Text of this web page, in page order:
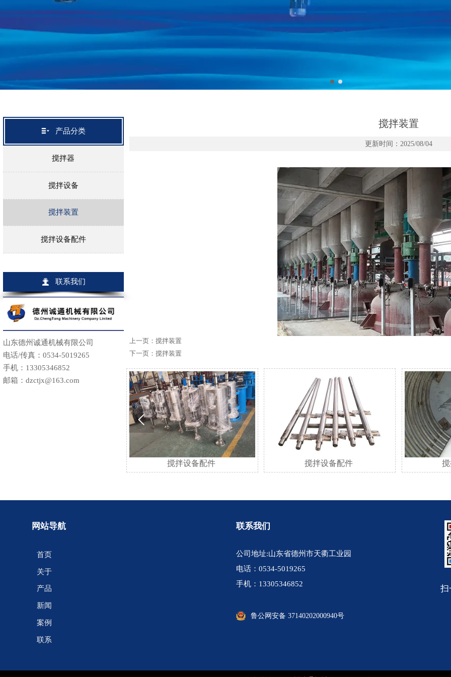
 产品分类
搅拌器
搅拌设备
搅拌装置
搅拌设备配件
 联系我们
山东德州诚通机械有限公司
电话/传真：0534-5019265
手机：13305346852
邮箱：dzctjx@163.com
搅拌装置
更新时间：2025/08/04
上一页： 搅拌装置
下一页： 搅拌装置
搅拌设备配件 搅拌设备配件

网站导航
首页
关于
产品
新闻
案例
联系
联系我们
公司地址:山东省德州市天衢工业园
电话：0534-5019265
手机：13305346852
鲁公网安备 37140202000940号
扫